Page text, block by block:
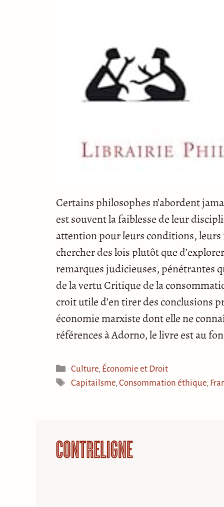
Certains philosophes n’abordent
est souvent la faiblesse de leur
attention pour leurs conditions, leurs
chercher des lois plutôt que
remarques judicieuses, pénétrantes
de la vertu Critique de la
croit utile d’en tirer des conclusions
économie marxiste dont elle ne
références à Adorno, le livre est au
Catégories
Culture, Économie et Droit
Étiquettes
Capitailsme, Consommation éthique,